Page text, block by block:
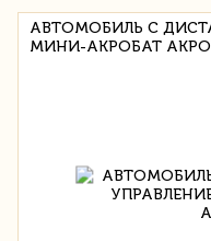
АВТОМОБИЛЬ С
МИНИ-АКРОБАТ